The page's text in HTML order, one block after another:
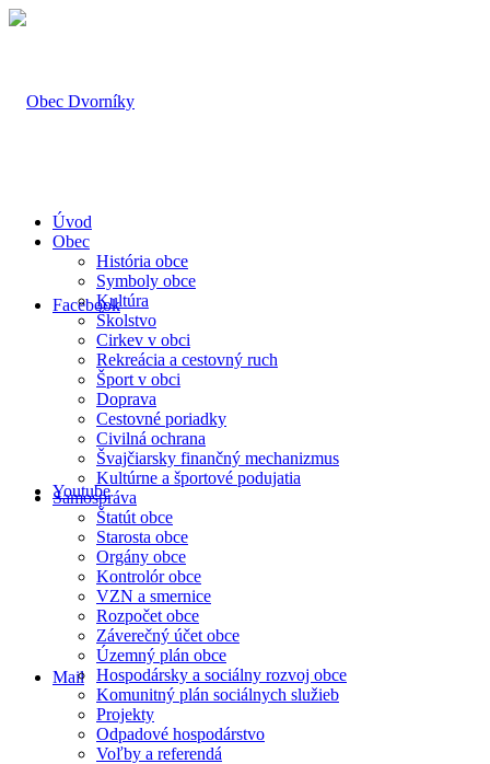
Facebook
Youtube
Mail
Úvod
Obec
História obce
Symboly obce
Kultúra
Školstvo
Cirkev v obci
Rekreácia a cestovný ruch
Šport v obci
Doprava
Cestovné poriadky
Civilná ochrana
Švajčiarsky finančný mechanizmus
Kultúrne a športové podujatia
Samospráva
Štatút obce
Starosta obce
Orgány obce
Kontrolór obce
VZN a smernice
Rozpočet obce
Záverečný účet obce
Územný plán obce
Hospodársky a sociálny rozvoj obce
Komunitný plán sociálnych služieb
Projekty
Odpadové hospodárstvo
Voľby a referendá